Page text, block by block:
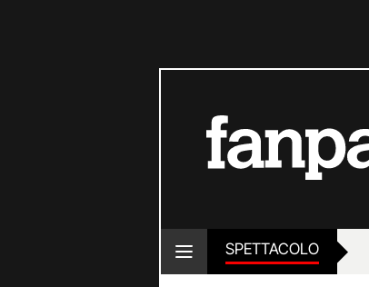
SPETTACOLO